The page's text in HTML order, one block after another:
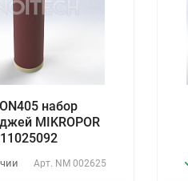
набор
MIKROPOR
11025092
Арт. NM 002625